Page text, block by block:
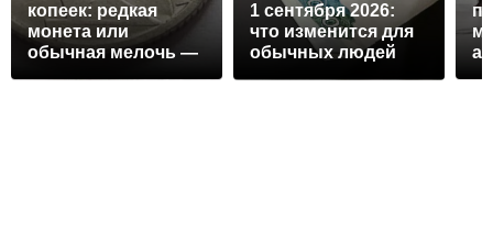
копеек: редкая
монета или
обычная мелочь —
1 сентября 2026:
что изменится для
обычных людей